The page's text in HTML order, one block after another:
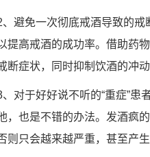
、避免一次彻底戒酒导致的
提高戒酒的成功率。借助药
断症状，同时抑制饮酒的冲动
、对于好好说不听的“重症”
，也是不错的办法。发酒疯
则只会越来越严重，甚至产生